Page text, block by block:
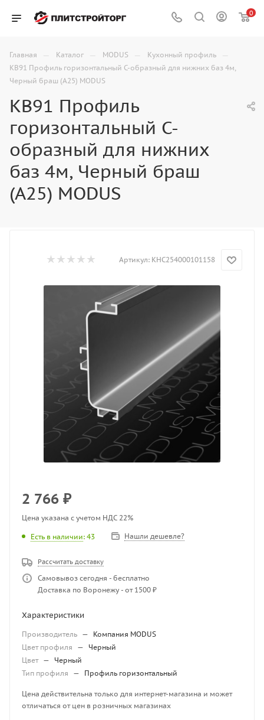
0
Главная — Каталог — MODUS — Кухонный профиль —
KB91 Профиль горизонтальный C-образный для нижних баз 4м,
Черный браш (А25) MODUS
KB91 Профиль
горизонтальный C-
образный для нижних
баз 4м, Черный браш
(А25) MODUS
Артикул: KHC254000101158
2 766 ₽
Цена указана с учетом НДС 22%
Есть в наличии: 43 Нашли дешевле?
Рассчитать доставку
Самовывоз сегодня - бесплатно
Доставка по Воронежу - от 1500 ₽
Характеристики
Производитель —
Компания MODUS
Цвет профиля
—
Черный
Цвет —
Черный
Тип профиля
— Профиль горизонтальный
Цена действительна только для интернет-магазина и может
отличаться от цен в розничных магазинах